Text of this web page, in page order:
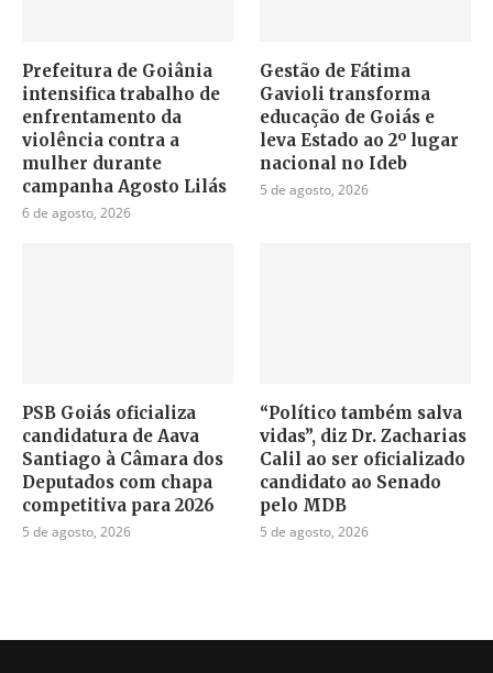
Prefeitura de Goiânia
intensifica trabalho de
enfrentamento da
violência contra a
mulher durante
campanha Agosto Lilás
6 de agosto, 2026
Gestão de Fátima
Gavioli transforma
educação de Goiás e
leva Estado ao 2º lugar
nacional no Ideb
5 de agosto, 2026
PSB Goiás oficializa
candidatura de Aava
Santiago à Câmara dos
Deputados com chapa
competitiva para 2026
5 de agosto, 2026
“Político também salva
vidas”, diz Dr. Zacharias
Calil ao ser oficializado
candidato ao Senado
pelo MDB
5 de agosto, 2026